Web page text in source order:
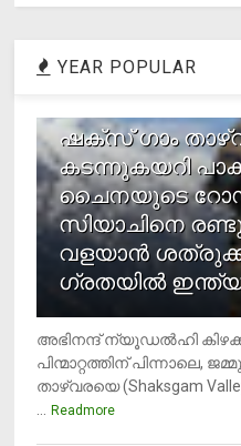
YEAR POPULAR
ഷക്സ് ​ഗാം
കടന്നുകയറി
ചൈനയുടെ റോഡ്
സിയാചിനെ
വളയാൻ
ഗ്രതയിൽ
അഭിനന്ദ് ന്യൂഡൽഹി
പിന്മാറ്റത്തിന് പിന്നാലെ,
താഴ്‌വരയെ (Shaksgam
Readmore